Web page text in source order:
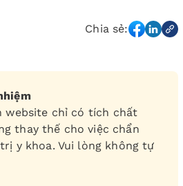
Chia sẻ:
website chỉ có tích chất
thay thế cho việc chẩn
y khoa. Vui lòng không tự